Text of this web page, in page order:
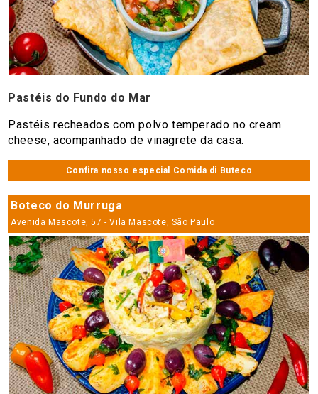
Pastéis do Fundo do Mar
Pastéis recheados com polvo temperado no cream
cheese, acompanhado de vinagrete da casa.
Confira nosso especial Comida di Buteco
Boteco do Murruga
Avenida Mascote, 57 - Vila Mascote, São Paulo